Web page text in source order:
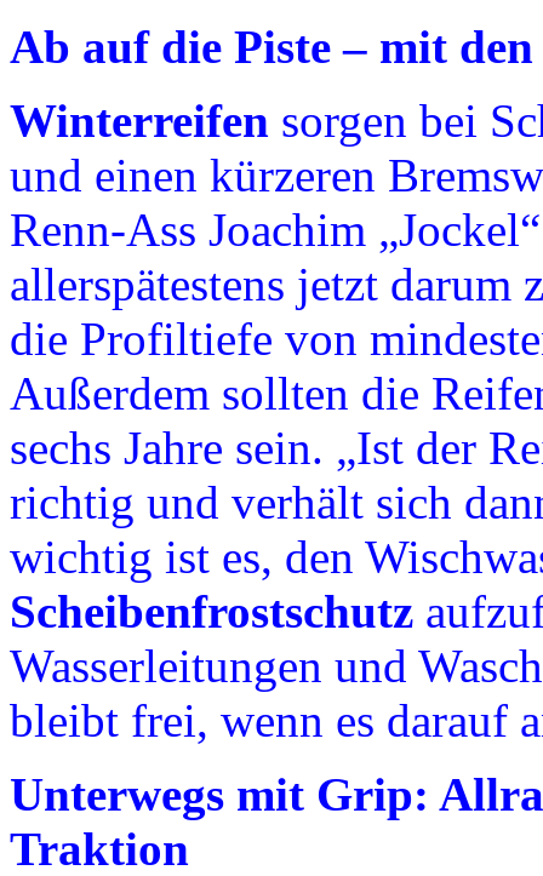
Ab auf die Piste – mit
Winterreifen sorgen bei
und einen kürzeren
Renn-Ass Joachim
allerspätestens jetzt darum
die Profiltiefe von
Außerdem sollten die
sechs Jahre sein. „Ist der
richtig und verhält sich
wichtig ist es, den
Scheibenfrostschutz
Wasserleitungen und
bleibt frei, wenn es darauf
Unterwegs mit Grip:
Traktion